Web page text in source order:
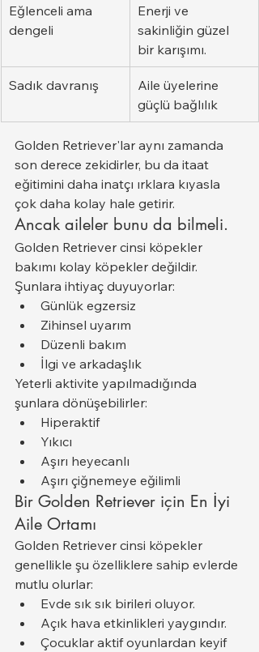
Eğlenceli ama
dengeli
Enerji ve
sakinliğin güzel
bir karışımı.
Sadık davranış
Aile üyelerine
güçlü bağlılık
Golden Retriever'lar aynı zamanda
son derece zekidirler, bu da itaat
eğitimini daha inatçı ırklara kıyasla
çok daha kolay hale getirir.
Ancak aileler bunu da bilmeli.
Golden Retriever cinsi köpekler
bakımı kolay köpekler değildir.
Şunlara ihtiyaç duyuyorlar:
Günlük egzersiz
Zihinsel uyarım
Düzenli bakım
İlgi ve arkadaşlık
Yeterli aktivite yapılmadığında
şunlara dönüşebilirler:
Hiperaktif
Yıkıcı
Aşırı heyecanlı
Aşırı çiğnemeye eğilimli
Bir Golden Retriever için En İyi
Aile Ortamı
Golden Retriever cinsi köpekler
genellikle şu özelliklere sahip evlerde
mutlu olurlar:
Evde sık sık birileri oluyor.
Açık hava etkinlikleri yaygındır.
Çocuklar aktif oyunlardan keyif